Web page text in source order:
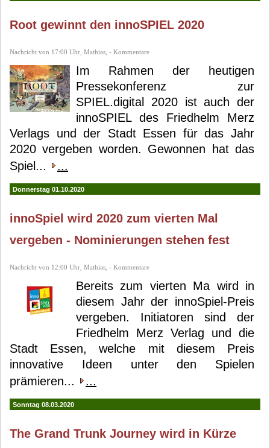
Root gewinnt den innoSPIEL 2020
Nachricht von 17:00 Uhr, Mathias, - Kommentare
Im Rahmen der heutigen
Pressekonferenz zur
SPIEL.digital 2020 ist auch der
innoSPIEL des Friedhelm Merz
Verlags und der Stadt Essen für das Jahr
2020 vergeben worden. Gewonnen hat das
Spiel...
...
Donnerstag 01.10.2020
innoSpiel wird 2020 zum vierten Mal
vergeben - Nominierungen stehen fest
Nachricht von 12:00 Uhr, Mathias, - Kommentare
Bereits zum vierten Ma wird in
diesem Jahr der innoSpiel-Preis
vergeben. Initiatoren sind der
Friedhelm Merz Verlag und die
Stadt Essen, welche mit diesem Preis
innovative Ideen unter den Spielen
prämieren...
...
Sonntag 08.03.2020
The Grand Trunk Journey wird in Kürze